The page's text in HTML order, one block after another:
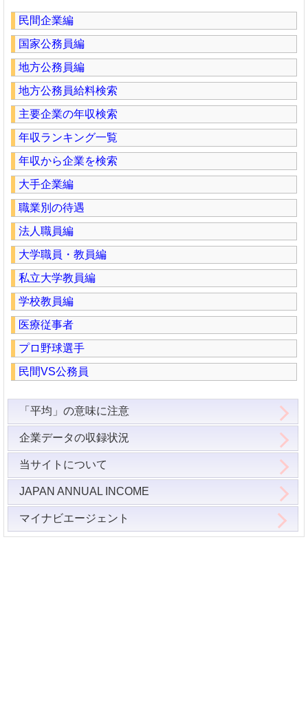
民間企業編
国家公務員編
地方公務員編
地方公務員給料検索
主要企業の年収検索
年収ランキング一覧
年収から企業を検索
大手企業編
職業別の待遇
法人職員編
大学職員・教員編
私立大学教員編
学校教員編
医療従事者
プロ野球選手
民間VS公務員
「平均」の意味に注意
企業データの収録状況
当サイトについて
JAPAN ANNUAL INCOME
マイナビエージェント